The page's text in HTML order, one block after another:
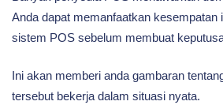
Anda dapat memanfaatkan kesempatan
sistem POS sebelum membuat
Ini akan memberi anda gambaran
tersebut bekerja dalam situasi nyata.